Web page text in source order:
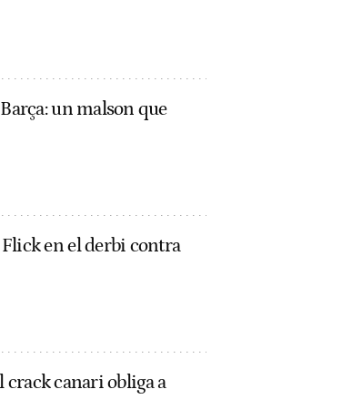
un malson que
en el derbi contra
crack canari obliga a